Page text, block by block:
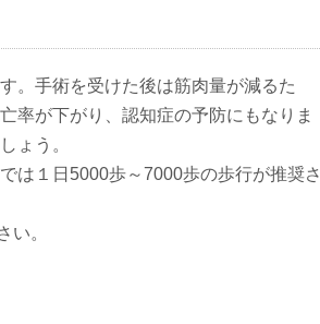
。手術を受けた後は筋肉量が減るた
率が下がり、認知症の予防にもなりま
ょう。
は１日5000歩～7000歩の歩行が推奨さ
い。